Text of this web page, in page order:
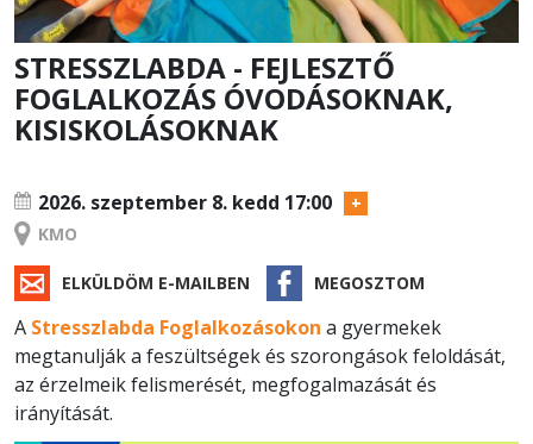
STRESSZLABDA - FEJLESZTŐ
FOGLALKOZÁS ÓVODÁSOKNAK,
KISISKOLÁSOKNAK
2026. szeptember 8. kedd 17:00
KMO
ELKÜLDÖM E-MAILBEN MEGOSZTOM
A Stresszlabda Foglalkozásokon a gyermekek
megtanulják a feszültségek és szorongások feloldását,
az érzelmeik felismerését, megfogalmazását és
irányítását.